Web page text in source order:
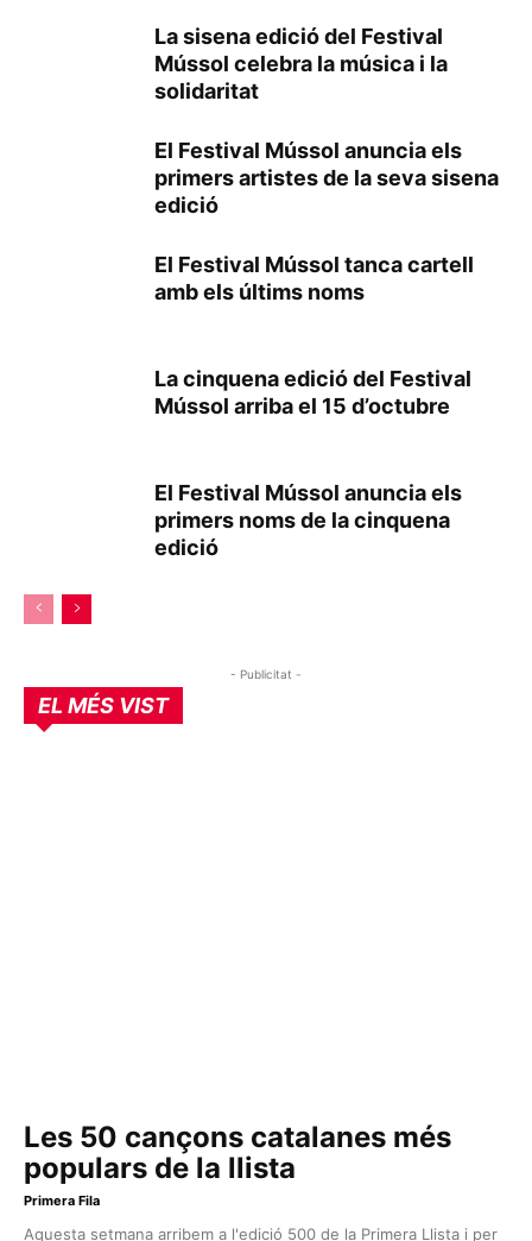
La sisena edició del Festival
Mússol celebra la música i la
solidaritat
El Festival Mússol anuncia els
primers artistes de la seva sisena
edició
El Festival Mússol tanca cartell
amb els últims noms
La cinquena edició del Festival
Mússol arriba el 15 d’octubre
El Festival Mússol anuncia els
primers noms de la cinquena
edició
- Publicitat -
EL MÉS VIST
Les 50 cançons catalanes més
populars de la llista
Primera Fila
Aquesta setmana arribem a l'edició 500 de la Primera Llista i per